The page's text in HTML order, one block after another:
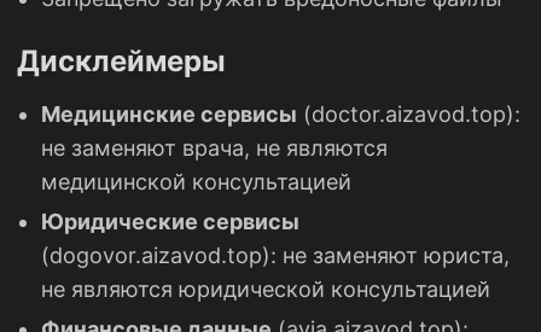
Дисклеймеры
Медицинские сервисы (doctor.aizavod.top):
не заменяют врача, не являются
медицинской консультацией
Юридические сервисы
(dogovor.aizavod.top): не заменяют юриста,
не являются юридической консультацией